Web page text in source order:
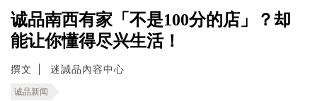
诚品南西有家「不是100分的店」？却
能让你懂得尽兴生活！
撰文 迷誠品內容中心
诚品新闻